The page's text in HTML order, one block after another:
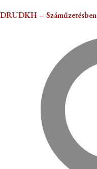
DRUDKH – Száműzetésben